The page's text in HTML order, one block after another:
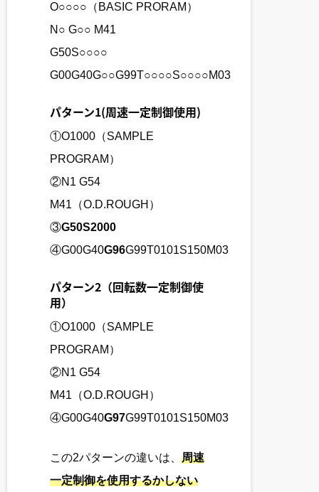
O○○○○（BASIC PRORAM）
N○ G○○ M41
G50S○○○○
G00G40G○○G99T○○○○S○○○○M03
パターン1(周速一定制御使用)
①O1000（SAMPLE
PROGRAM）
②N1 G54
M41（O.D.ROUGH）
③G50S2000
④G00G40G96G99T0101S150M03
パターン2（回転数一定制御使
用）
①O1000（SAMPLE
PROGRAM）
②N1 G54
M41（O.D.ROUGH）
④G00G40G97G99T0101S150M03
この2パターンの違いは、 周速
一定制御を使用するかしない